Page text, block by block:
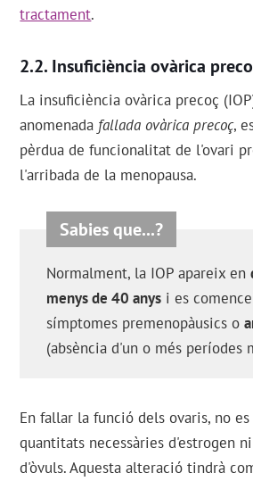
tractament.
Insuficiència ovàrica
La insuficiència ovàrica precoç
anomenada fallada ovàrica precoç,
pèrdua de funcionalitat de l'ovari
l'arribada de la menopausa.
Normalment, la IOP apareix en
menys de 40 anys i es
símptomes premenopàusics o
(absència d'un o més períodes
En fallar la funció dels ovaris, no
quantitats necessàries d'estrogen
d'òvuls. Aquesta alteració tindrà